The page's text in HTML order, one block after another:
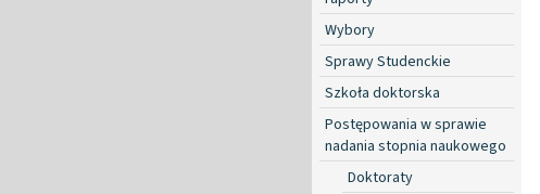
Wybory
Sprawy Studenckie
Szkoła doktorska
Postępowania w sprawie
nadania stopnia naukowego
Doktoraty